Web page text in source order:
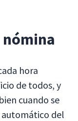
hora
de todos, y
cuando se
del